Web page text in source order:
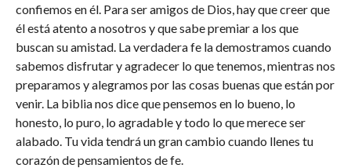
confiemos en él. Para ser amigos de Dios, hay que creer que
él está atento a nosotros y que sabe premiar a los que
buscan su amistad. La verdadera fe la demostramos cuando
sabemos disfrutar y agradecer lo que tenemos, mientras nos
preparamos y alegramos por las cosas buenas que están por
venir. La biblia nos dice que pensemos en lo bueno, lo
honesto, lo puro, lo agradable y todo lo que merece ser
alabado. Tu vida tendrá un gran cambio cuando llenes tu
corazón de pensamientos de fe.